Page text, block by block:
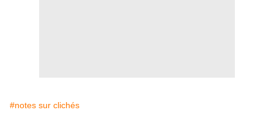
#notes sur clichés